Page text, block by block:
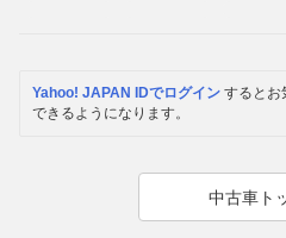
Yahoo! JAPAN IDでログイン するとお
できるようになります。
中古車ト